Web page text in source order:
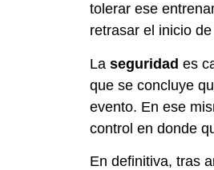
tolerar ese
retrasar el inicio
La seguridad es
que se concluye
evento. En ese
control en donde
En definitiva, tras